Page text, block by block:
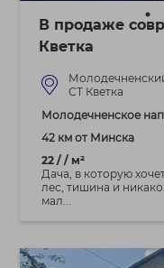
В продаже
Кветка
СТ Кветка
Молодечненское
42 км от Минска
22 / / м²
Дача, в которую
лес, тишина и
мал...